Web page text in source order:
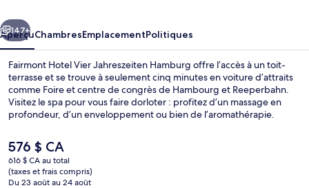
Jahreszeiten
Hamburg
Suivant
147+
AperçuChambresEmplacementPolitiques
Fairmont Hotel Vier Jahreszeiten Hamburg offre l’accès à un toit-
terrasse et se trouve à seulement cinq minutes en voiture d’attraits
comme Foire et centre de congrès de Hambourg et Reeperbahn.
Visitez le spa pour vous faire dorloter : profitez d’un massage en
profondeur, d’un enveloppement ou bien de l’aromathérapie.
des 8 restaurants, qui sert le souper. Parmi les autres commodités
offertes à cet hôtel de luxe figurent 3 bars-salons, un centre
d’entraînement et un centre d’entraînement physique. Les autres
voyageurs adorent le personnel serviable. L’hébergement se situe à
Le
prix
actuel
est
576 $ CA
616 $ CA au total
(taxes et frais compris)
Du 23 août au 24 août